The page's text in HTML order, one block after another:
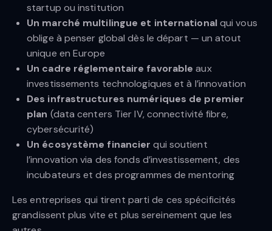
startup ou institution
Un marché multilingue et internationalqui vous
oblige à penser global dès le départ — un atout
unique en Europe
Un cadre réglementaire favorable aux
investissements technologiques et à l’innovation
Des infrastructures numériques de premier
plan (data centers Tier IV, connectivité fibre,
cybersécurité)
Un écosystème financier qui soutient
l’innovation via des fonds d’investissement, des
incubateurs et des programmes de mentoring
Les entreprises qui tirent parti de ces spécificités
grandissent plus vite et plus sereinement que les